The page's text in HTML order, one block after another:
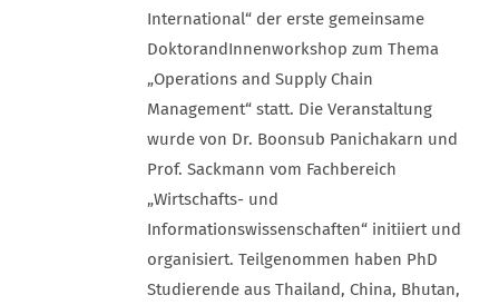
International“ der erste gemeinsame
DoktorandInnenworkshop zum Thema
„Operations and Supply Chain
Management“ statt. Die Veranstaltung
wurde von Dr. Boonsub Panichakarn und
Prof. Sackmann vom Fachbereich
„Wirtschafts- und
Informationswissenschaften“ initiiert und
organisiert. Teilgenommen haben PhD
Studierende aus Thailand, China, Bhutan,